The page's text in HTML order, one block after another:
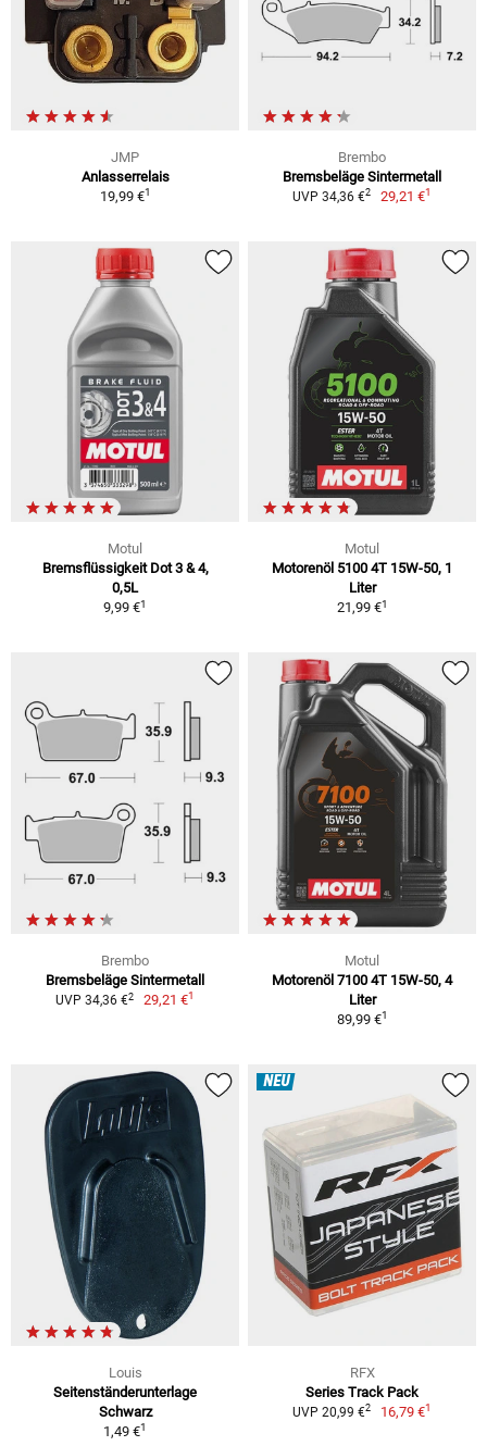
JMP
Anlasserrelais
19,99 €1
Brembo
Bremsbeläge Sintermetall
UVP 34,36 €2 29,21 €1
Motul
Bremsflüssigkeit Dot 3 & 4,
0,5L
9,99 €1
Motul
Motorenöl 5100 4T 15W-50, 1
Liter
21,99 €1
Brembo
Bremsbeläge Sintermetall
UVP 34,36 €2 29,21 €1
Motul
Motorenöl 7100 4T 15W-50, 4
Liter
89,99 €1
Louis
Seitenständerunterlage
Schwarz
1,49 €1
NEU
RFX
Series Track Pack
UVP 20,99 €2 16,79 €1